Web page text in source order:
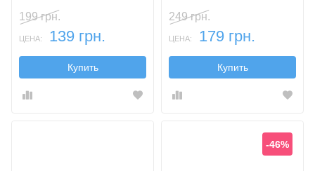
199 грн.
ЦЕНА: 139 грн.
Купить
249 грн.
ЦЕНА: 179 грн.
Купить
-46%